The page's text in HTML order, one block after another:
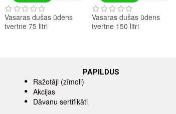
Vasaras dušas ūdens
tvertne 75 litri
Vasaras dušas ūdens
tvertne 150 litri
PAPILDUS
Ražotāji (zīmoli)
Akcijas
Dāvanu sertifikāti